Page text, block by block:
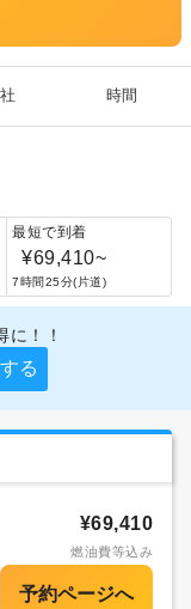
時間
最短で到着
¥69,410~
7時間25分(片道)
に！！
る
¥69,410
燃油費等込み